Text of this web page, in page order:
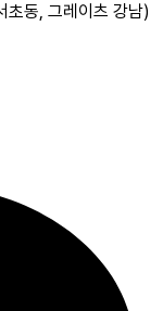
동, 그레이츠 강남)